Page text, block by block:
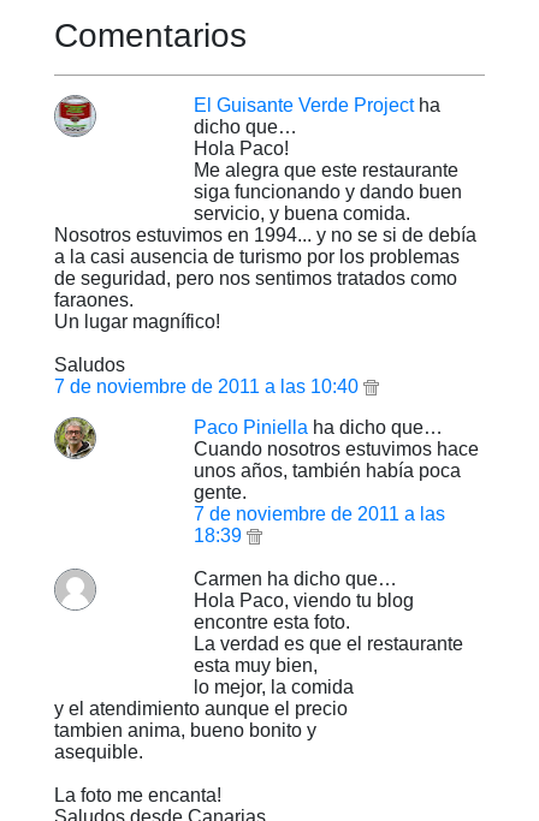
Comentarios
El Guisante Verde Projectha
dicho que…
Hola Paco!
Me alegra que este restaurante
siga funcionando y dando buen
servicio, y buena comida.
Nosotros estuvimos en 1994... y no se si de debía
a la casi ausencia de turismo por los problemas
de seguridad, pero nos sentimos tratados como
faraones.
Un lugar magnífico!
Saludos
7 de noviembre de 2011 a las 10:40
Paco Piniella ha dicho que…
Cuando nosotros estuvimos hace
unos años, también había poca
gente.
7 de noviembre de 2011 a las
18:39
Carmen ha dicho que…
Hola Paco, viendo tu blog
encontre esta foto.
La verdad es que el restaurante
esta muy bien,
lo mejor, la comida
y el atendimiento aunque el precio
tambien anima, bueno bonito y
asequible.
La foto me encanta!
Saludos desde Canarias